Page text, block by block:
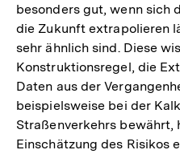
besonders gut, wenn sich
die Zukunft extrapolieren
sehr ähnlich sind. Diese
Konstruktionsregel, die
Daten aus der
beispielsweise bei der
Straßenverkehrs
Einschätzung des Risikos